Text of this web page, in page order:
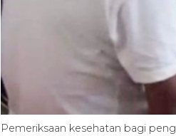
Pemeriksaan kesehatan bagi